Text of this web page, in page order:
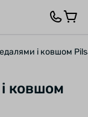
і ковшом
ковшом